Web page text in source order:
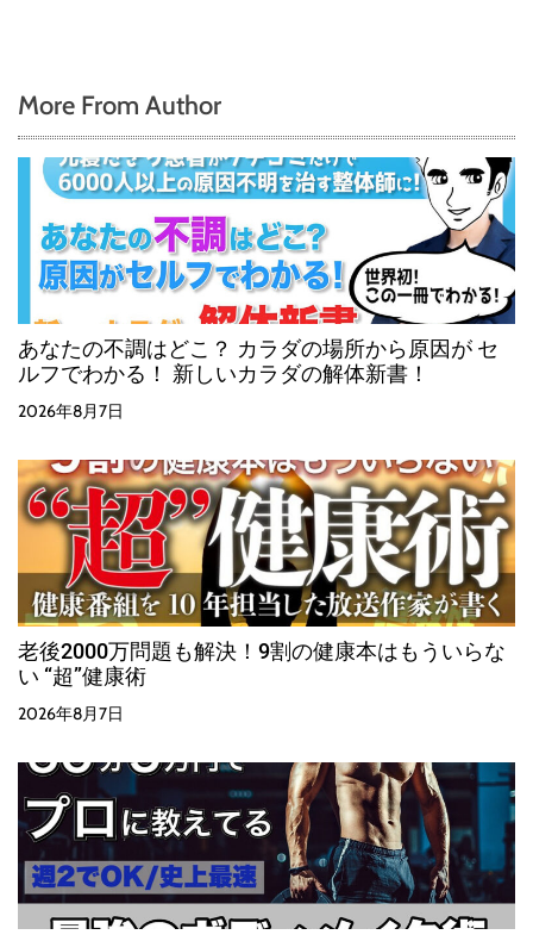
More From Author
あなたの不調はどこ？ カラダの場所から原因が セ
ルフでわかる！ 新しいカラダの解体新書！
2026年8月7日
老後2000万問題も解決！9割の健康本はもういらな
い “超”健康術
2026年8月7日